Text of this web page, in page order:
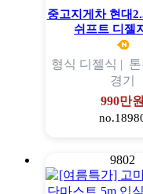
중고지게차 현대
쉬프트 디젤
형식 디젤식 |
경기
990만원
9802